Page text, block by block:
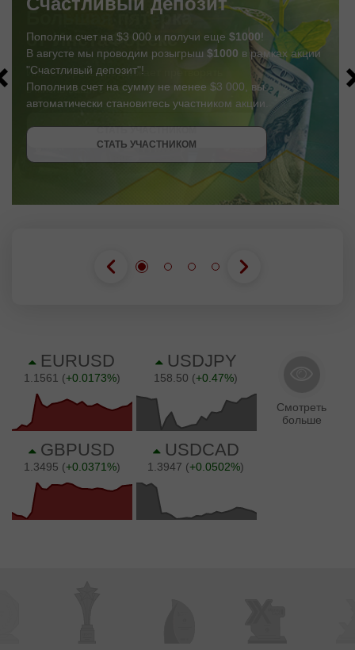
СТАТЬ УЧАСТНИКОМ
Пополни счет на $3 000 и получи еще $1000!
В августе мы проводим розыгрыш $1000 в рамках акции
"Счастливый депозит"!
Пополнив счет на сумму не менее $3 000, вы
автоматически становитесь участником акции.
СТАТЬ УЧАСТНИКОМ
ПОЛУЧИТЬ БОНУС